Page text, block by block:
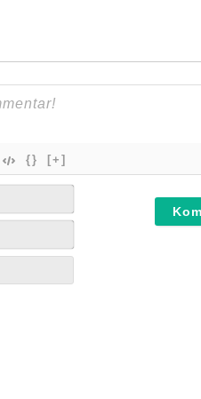
{} [+]